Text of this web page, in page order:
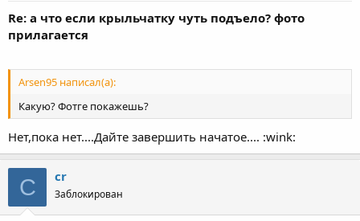
Re: а что если крыльчатку чуть подъело? фото
прилагается
Arsen95 написал(а):
Какую? Фотге покажешь?
Нет,пока нет....Дайте завершить начатое.... :wink:
C cr
Заблокирован